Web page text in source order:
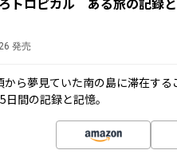
発売
から夢見ていた南の島に滞在す
日間の記録と記憶。